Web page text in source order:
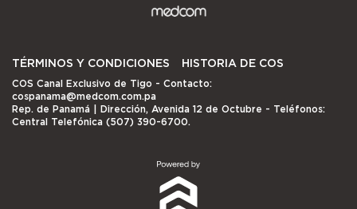
TÉRMINOS Y CONDICIONES HISTORIA DE COS
COS Canal Exclusivo de Tigo - Contacto:
cospanama@medcom.com.pa
Rep. de Panamá | Dirección, Avenida 12 de Octubre - Teléfonos:
Central Telefónica (507) 390-6700.